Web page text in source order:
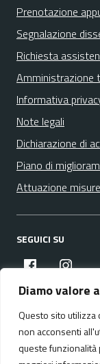
Diamo valore
Questo sito utilizza
non acconsenti
queste
Prenotazione
Segnalazione
Richiesta
Amministrazione
Informativa
Note legali
Dichiarazione di
Piano di
Attuazione
SEGUICI SU
facebook
Media policy